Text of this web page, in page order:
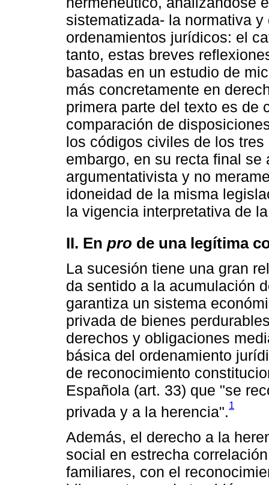
sistematizada- la normativa
ordenamientos jurídicos: el
tanto, estas breves
basadas en un estudio de
más concretamente en
primera parte del texto es de
comparación de
los códigos civiles de los
embargo, en su recta final
argumentativista y no
idoneidad de la misma
la vigencia interpretativa de
II. En pro de una legítima
La sucesión tiene una gran
da sentido a la acumulación
garantiza un sistema
privada de bienes
derechos y obligaciones
básica del ordenamiento
de reconocimiento
Española (art. 33) que "se
privada y a la herencia".1
Además, el derecho a la
social en estrecha
familiares, con el